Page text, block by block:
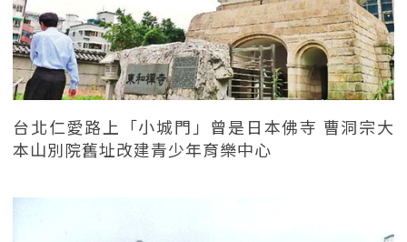
台北仁愛路上「小城門」曾是日本佛寺 曹洞宗大
本山別院舊址改建青少年育樂中心